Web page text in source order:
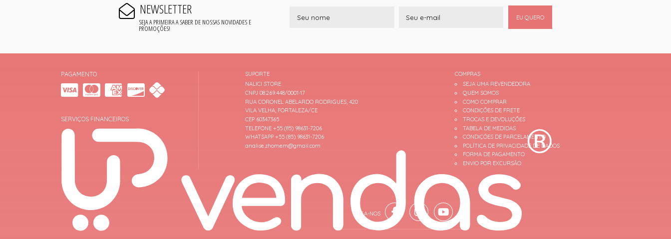
NEWSLETTER
SEJA A PRIMEIRA A SABER DE NOSSAS NOVIDADES E
PROMOÇÕES!
EU QUERO
PAGAMENTO
SERVIÇOS FINANCEIROS
SUPORTE
NALICI STORE
CNPJ 08.269.448/0001-17
RUA CORONEL ABELARDO RODRIGUES, 420
VILA VELHA, FORTALEZA/CE
CEP 60347365
TELEFONE +55 (85) 98631-7206
WHATSAPP +55 (85) 98631-7206
analise.zhomem@gmail.com
COMPRAS
SEJA UMA REVENDEDORA
QUEM SOMOS
COMO COMPRAR
CONDIÇÕES DE FRETE
TROCAS E DEVOLUÇÕES
TABELA DE MEDIDAS
CONDIÇÕES DE PARCELAMENTO
POLÍTICA DE PRIVACIDADE DE DADOS
FORMA DE PAGAMENTO
ENVIO POR EXCURSÃO